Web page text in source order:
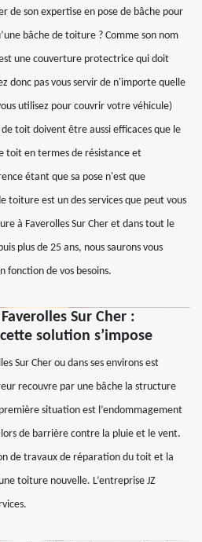
de son expertise en pose de bâche pour
bâche de toiture ? Comme son nom
une couverture protectrice qui doit
donc pas vous servir de n'importe quelle
utilisez pour couvrir votre véhicule)
toit doivent être aussi efficaces que le
en termes de résistance et
étant que sa pose n'est que
toiture est un des services que peut vous
à Faverolles Sur Cher et dans tout le
plus de 25 ans, nous saurons vous
fonction de vos besoins.
Sur Cher :
solution s’impose
Sur Cher ou dans ses environs est
recouvre par une bâche la structure
situation est l’endommagement
de barrière contre la pluie et le vent.
de travaux de réparation du toit et la
toiture nouvelle. L’entreprise JZ